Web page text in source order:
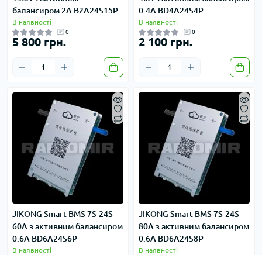
балансиром 2A B2A24S15P
В наявності
0
5 800 грн.
0.4A BD4A24S4P
В наявності
0
2 100 грн.
JIKONG Smart BMS 7S-24S
60A з активним балансиром
0.6A BD6A24S6P
В наявності
JIKONG Smart BMS 7S-24S
80A з активним балансиром
0.6A BD6A24S8P
В наявності